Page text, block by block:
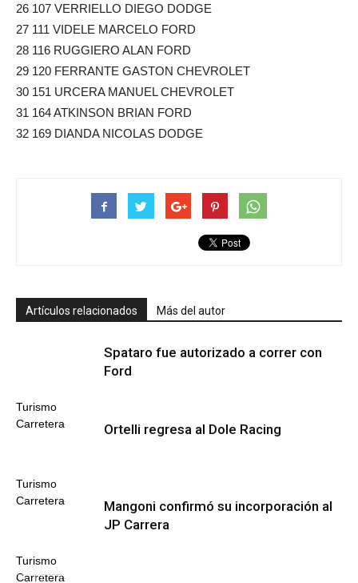
26 107 VERRIELLO DIEGO DODGE
27 111 VIDELE MARCELO FORD
28 116 RUGGIERO ALAN FORD
29 120 FERRANTE GASTON CHEVROLET
30 151 URCERA MANUEL CHEVROLET
31 164 ATKINSON BRIAN FORD
32 169 DIANDA NICOLAS DODGE
Artículos relacionados Más del autor
Turismo
Carretera
Spataro fue autorizado a correr con
Ford
Turismo
Carretera
Ortelli regresa al Dole Racing
Turismo
Carretera
Mangoni confirmó su incorporación al
JP Carrera